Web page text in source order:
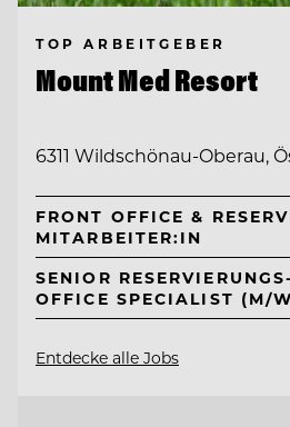
TOP ARBEITGEBER
Mount Med Resort
6311 Wildschönau-Oberau,
FRONT OFFICE &
MITARBEITER:IN
SENIOR
OFFICE SPECIALIST (M/
Entdecke alle Jobs